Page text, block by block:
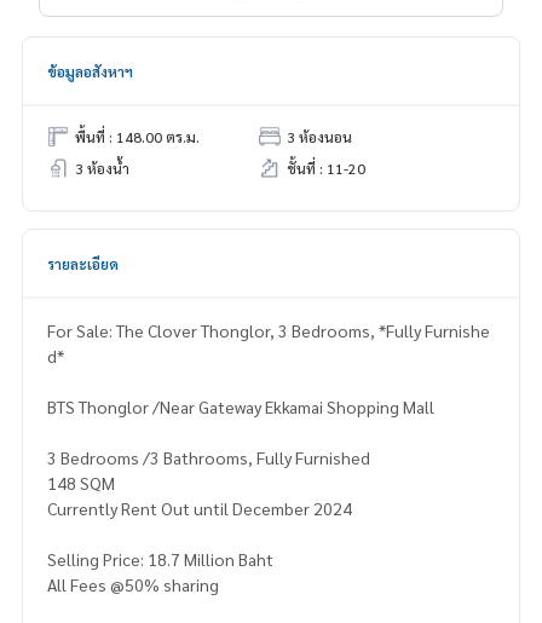
ข้อมูลอสังหาฯ
พื้นที่ : 148.00 ตร.ม.
3 ห้องนอน
3 ห้องน้ำ
ชั้นที่ : 11-20
รายละเอียด
For Sale: The Clover Thonglor, 3 Bedrooms, *Fully Furnishe
d*
BTS Thonglor /Near Gateway Ekkamai Shopping Mall
3 Bedrooms /3 Bathrooms, Fully Furnished
148 SQM
Currently Rent Out until December 2024
Selling Price: 18.7 Million Baht
All Fees @50% sharing